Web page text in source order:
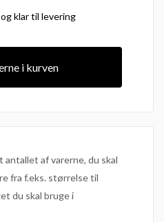
klar til levering
i kurven
antallet af varerne, du skal
fra f.eks. størrelse til
du skal bruge i